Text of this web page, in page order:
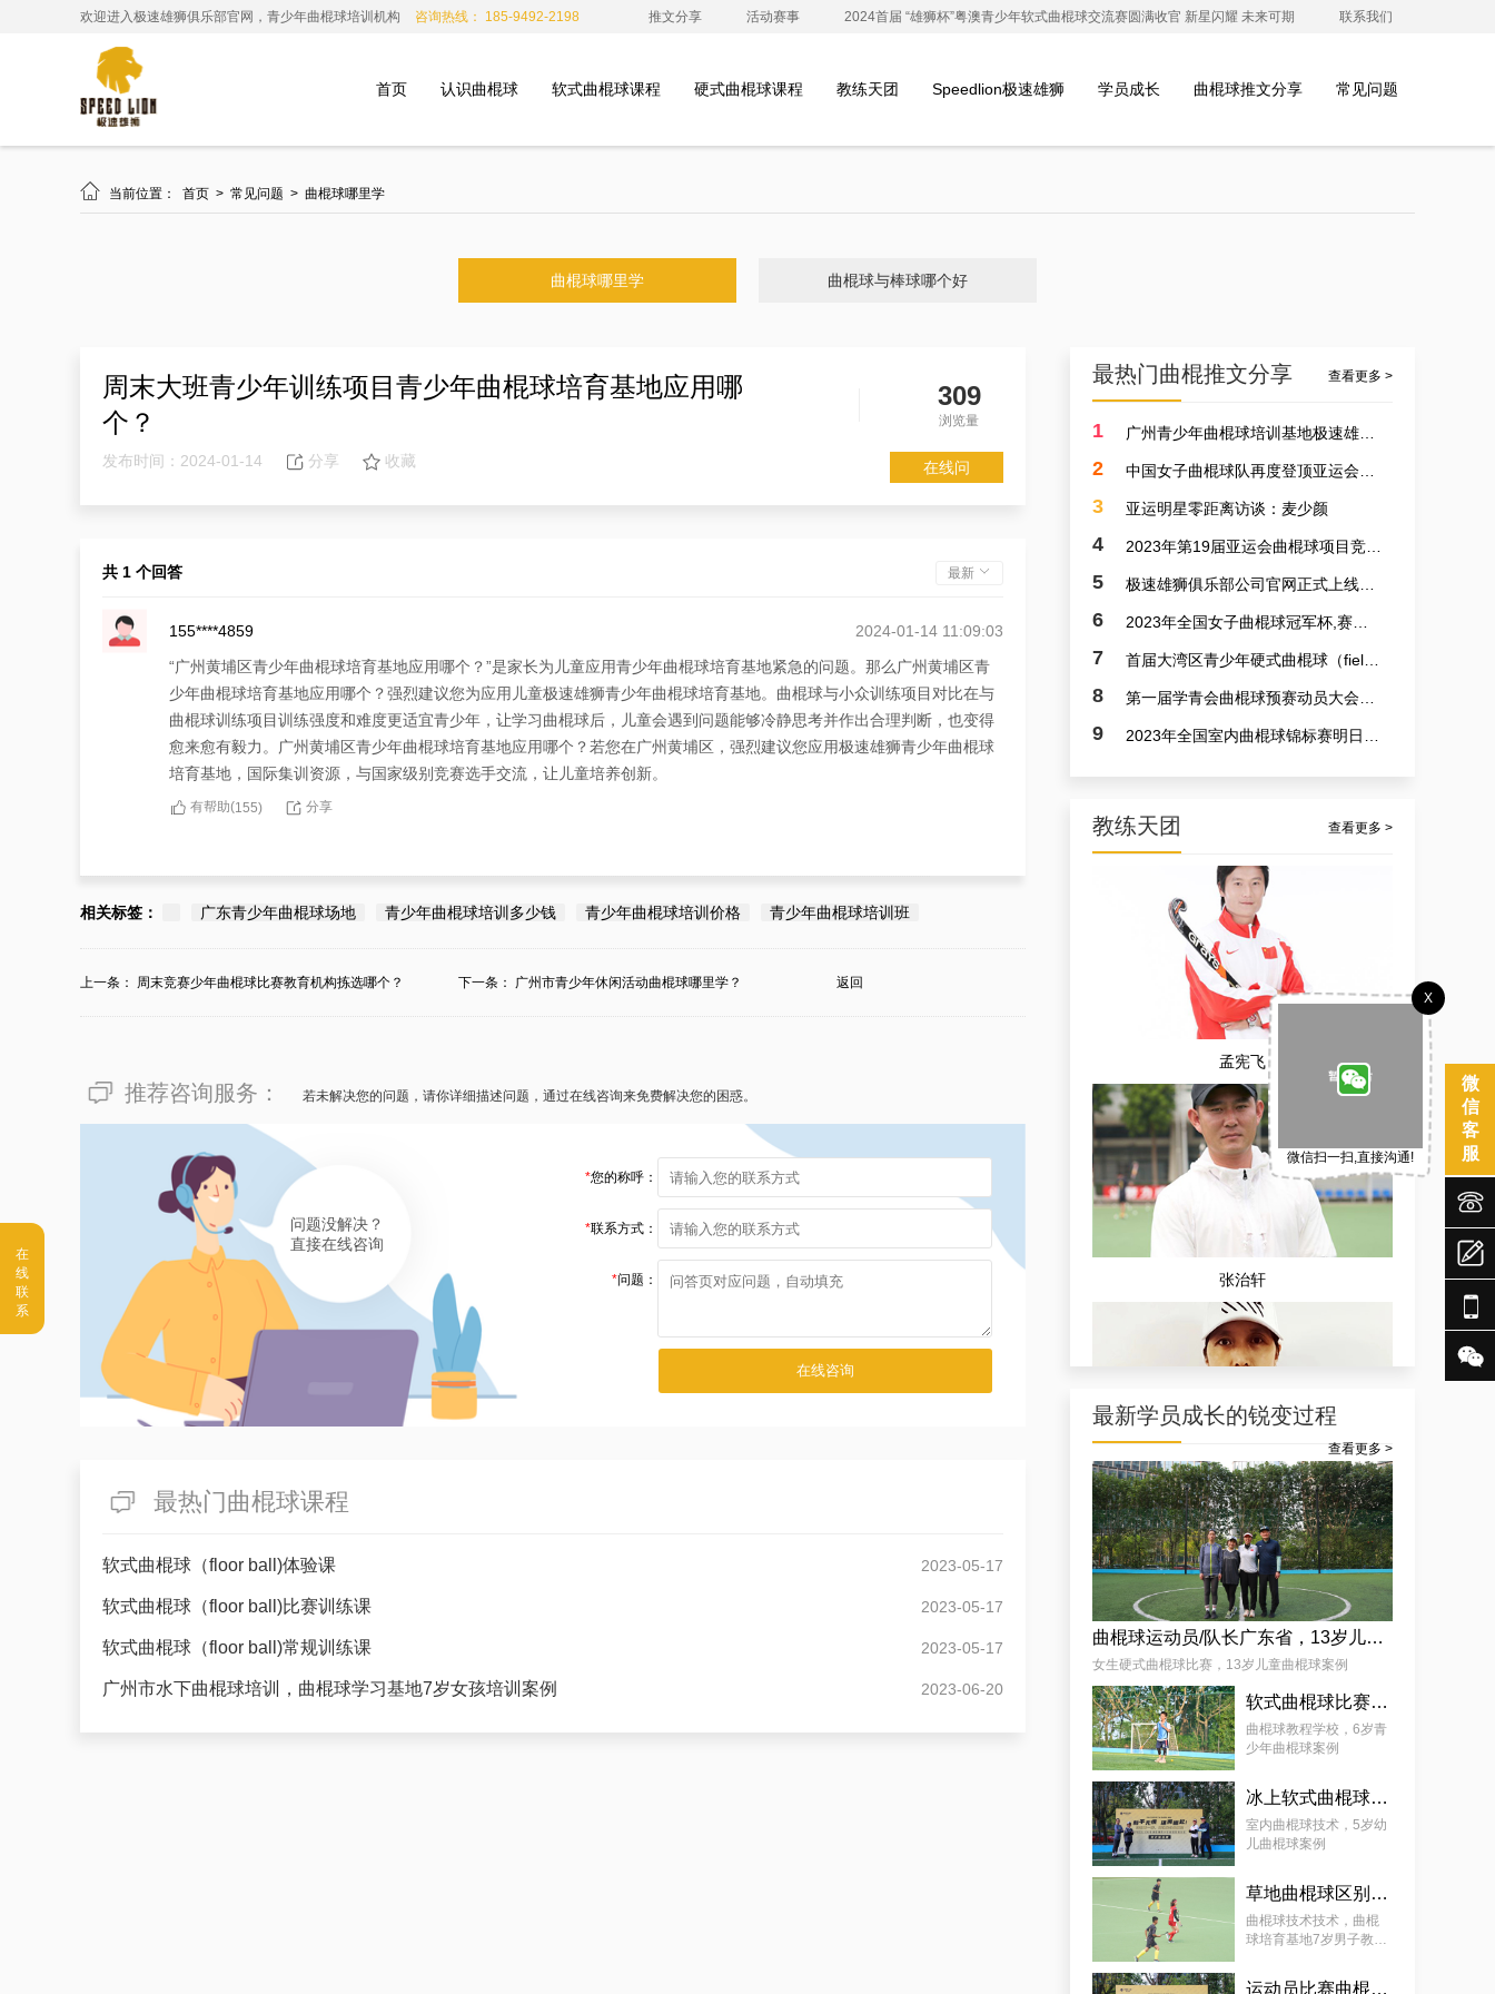
欢迎进入极速雄狮俱乐部官网，青少年曲棍球培训机构 咨询热线： 185-9492-2198 推文分享 活动赛事 2024首届 “雄狮杯”粤澳青少年软式曲棍球交流赛圆满收官 新星闪耀 未来可期 联系我们
首页 认识曲棍球 软式曲棍球课程 硬式曲棍球课程 教练天团 Speedlion极速雄狮 学员成长 曲棍球推文分享 常见问题
 当前位置： 首页 > 常见问题 > 曲棍球哪里学
曲棍球哪里学 曲棍球与棒球哪个好
周末大班青少年训练项目青少年曲棍球培育基地应用哪
个？
309
浏览量
发布时间：2024-01-14 分享 收藏 在线问
共 1 个回答 最新
155****4859
2024-01-14 11:09:03
“广州黄埔区青少年曲棍球培育基地应用哪个？”是家长为儿童应用青少年曲棍球培育基地紧急的问题。那么广州黄埔区青
少年曲棍球培育基地应用哪个？强烈建议您为应用儿童极速雄狮青少年曲棍球培育基地。曲棍球与小众训练项目对比在与
曲棍球训练项目训练强度和难度更适宜青少年，让学习曲棍球后，儿童会遇到问题能够冷静思考并作出合理判断，也变得
愈来愈有毅力。广州黄埔区青少年曲棍球培育基地应用哪个？若您在广州黄埔区，强烈建议您应用极速雄狮青少年曲棍球
培育基地，国际集训资源，与国家级别竞赛选手交流，让儿童培养创新。
有帮助(155) 分享
相关标签： 广东青少年曲棍球场地 青少年曲棍球培训多少钱 青少年曲棍球培训价格 青少年曲棍球培训班
上一条： 周末竞赛少年曲棍球比赛教育机构拣选哪个？ 下一条： 广州市青少年休闲活动曲棍球哪里学？ 返回
推荐咨询服务： 若未解决您的问题，请你详细描述问题，通过在线咨询来免费解决您的困惑。
问题没解决？
直接在线咨询
*您的称呼：
*联系方式：
*问题：
最热门曲棍球课程
软式曲棍球（floor ball)体验课 2023-05-17
软式曲棍球（floor ball)比赛训练课 2023-05-17
软式曲棍球（floor ball)常规训练课 2023-05-17
广州市水下曲棍球培训，曲棍球学习基地7岁女孩培训案例 2023-06-20
最热门曲棍推文分享 查看更多 >
1
2
3 亚运明星零距离访谈：麦少颜
4
5
6
7
8
9
教练天团 查看更多 >
孟宪飞
张治轩
杨娟
麦少颜
最新学员成长的锐变过程
查看更多 >
曲棍球运动员/队长广东省，13岁儿童曲棍球案例
女生硬式曲棍球比赛，13岁儿童曲棍球案例
软式曲棍球比赛技巧，6岁青少年曲棍球教程案例
曲棍球教程学校，6岁青
少年曲棍球案例
冰上软式曲棍球，曲棍球教育基地5岁女孩教程案例
室内曲棍球技术，5岁幼
儿曲棍球案例
草地曲棍球区别，7岁幼儿曲棍球教学案例
曲棍球技术技术，曲棍
球培育基地7岁男子教学
运动员比赛曲棍球，9岁幼儿曲棍球案例
微
信
客
服
X
微信扫一扫,直接沟通!




